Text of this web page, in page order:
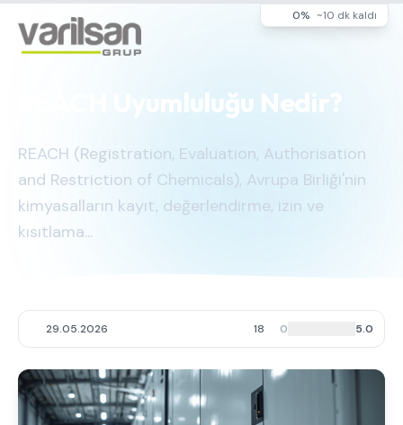
0% ~10 dk kaldı
REACH Uyumluluğu Nedir?
REACH (Registration, Evaluation, Authorisation
and Restriction of Chemicals), Avrupa Birliği'nin
kimyasalların kayıt, değerlendirme, izin ve
kısıtlama...
29.05.2026 18 0 5.0